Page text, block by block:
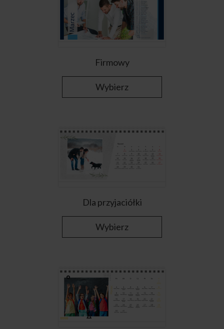
Firmowy
Wybierz
Dla przyjaciółki
Wybierz